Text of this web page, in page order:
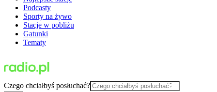
Podcasty
Sporty na żywo
Stacje w pobliżu
Gatunki
Tematy
Czego chciałbyś posłuchać?